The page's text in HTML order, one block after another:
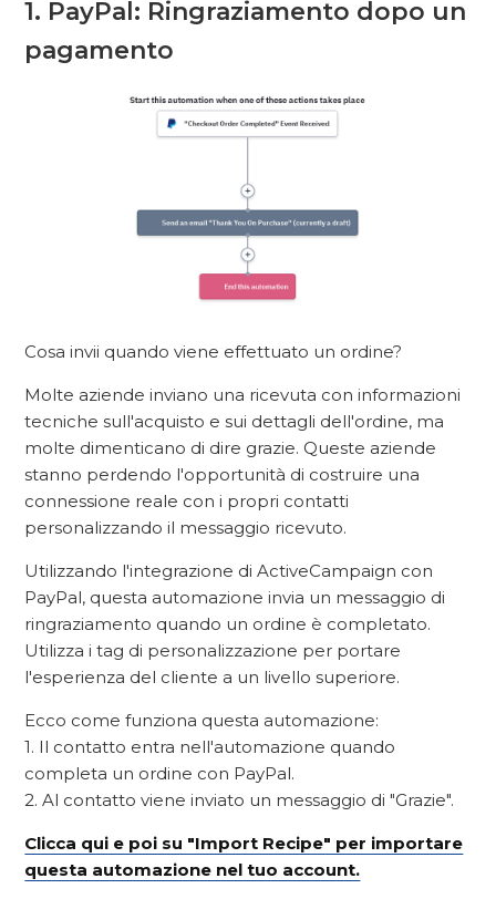
1. PayPal: Ringraziamento dopo un
pagamento
Cosa invii quando viene effettuato un ordine?
Molte aziende inviano una ricevuta con informazioni
tecniche sull'acquisto e sui dettagli dell'ordine, ma
molte dimenticano di dire grazie. Queste aziende
stanno perdendo l'opportunità di costruire una
connessione reale con i propri contatti
personalizzando il messaggio ricevuto.
Utilizzando l'integrazione di ActiveCampaign con
PayPal, questa automazione invia un messaggio di
ringraziamento quando un ordine è completato.
Utilizza i tag di personalizzazione per portare
l'esperienza del cliente a un livello superiore.
Ecco come funziona questa automazione:
1. Il contatto entra nell'automazione quando
completa un ordine con PayPal.
2. Al contatto viene inviato un messaggio di "Grazie".
Clicca qui e poi su "Import Recipe" per importare
questa automazione nel tuo account.